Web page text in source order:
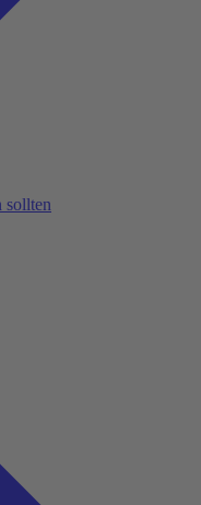
sollten